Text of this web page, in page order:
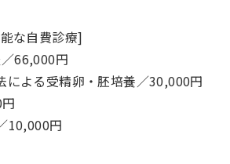
な自費診療]
66,000円
による受精卵・胚培養／30,000円
10,000円